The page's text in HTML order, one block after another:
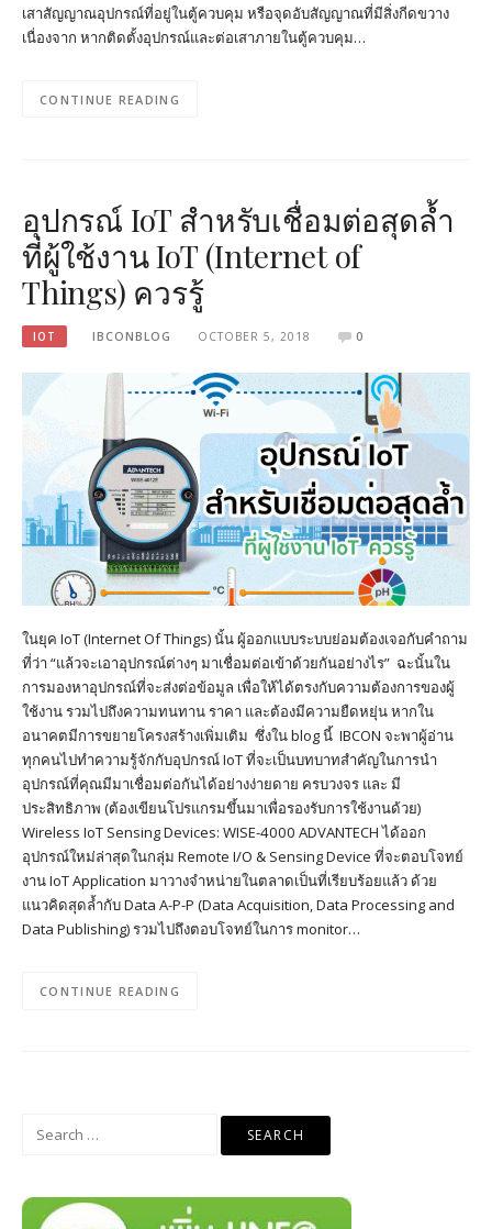
เสาสัญญาณอุปกรณ์ที่อยู่ในตู้ควบคุม หรือจุดอับสัญญาณที่มีสิ่งกีดขวาง
เนื่องจาก หากติดตั้งอุปกรณ์และต่อเสาภายในตู้ควบคุม…
CONTINUE READING
อุปกรณ์ IoT สำหรับเชื่อมต่อสุดล้ำ
ที่ผู้ใช้งาน IoT (Internet of
Things) ควรรู้
IOT IBCONBLOG OCTOBER 5, 2018 0
ในยุค IoT (Internet Of Things) นั้น ผู้ออกแบบระบบย่อมต้องเจอกับคำถาม
ที่ว่า “แล้วจะเอาอุปกรณ์ต่างๆ มาเชื่อมต่อเข้าด้วยกันอย่างไร” ฉะนั้นใน
การมองหาอุปกรณ์ที่จะส่งต่อข้อมูล เพื่อให้ได้ตรงกับความต้องการของผู้
ใช้งาน รวมไปถึงความทนทาน ราคา และต้องมีความยืดหยุ่น หากใน
อนาคตมีการขยายโครงสร้างเพิ่มเติม ซึ่งใน blog นี้ IBCON จะพาผู้อ่าน
ทุกคนไปทำความรู้จักกับอุปกรณ์ IoT ที่จะเป็นบทบาทสำคัญในการนำ
อุปกรณ์ที่คุณมีมาเชื่อมต่อกันได้อย่างง่ายดาย ครบวงจร และ มี
ประสิทธิภาพ (ต้องเขียนโปรแกรมขึ้นมาเพื่อรองรับการใช้งานด้วย)
Wireless IoT Sensing Devices: WISE-4000 ADVANTECH ได้ออก
อุปกรณ์ใหม่ล่าสุดในกลุ่ม Remote I/O & Sensing Device ที่จะตอบโจทย์
งาน IoT Application มาวางจำหน่ายในตลาดเป็นที่เรียบร้อยแล้ว ด้วย
แนวคิดสุดล้ำกับ Data A-P-P (Data Acquisition, Data Processing and
Data Publishing) รวมไปถึงตอบโจทย์ในการ monitor…
CONTINUE READING
Search